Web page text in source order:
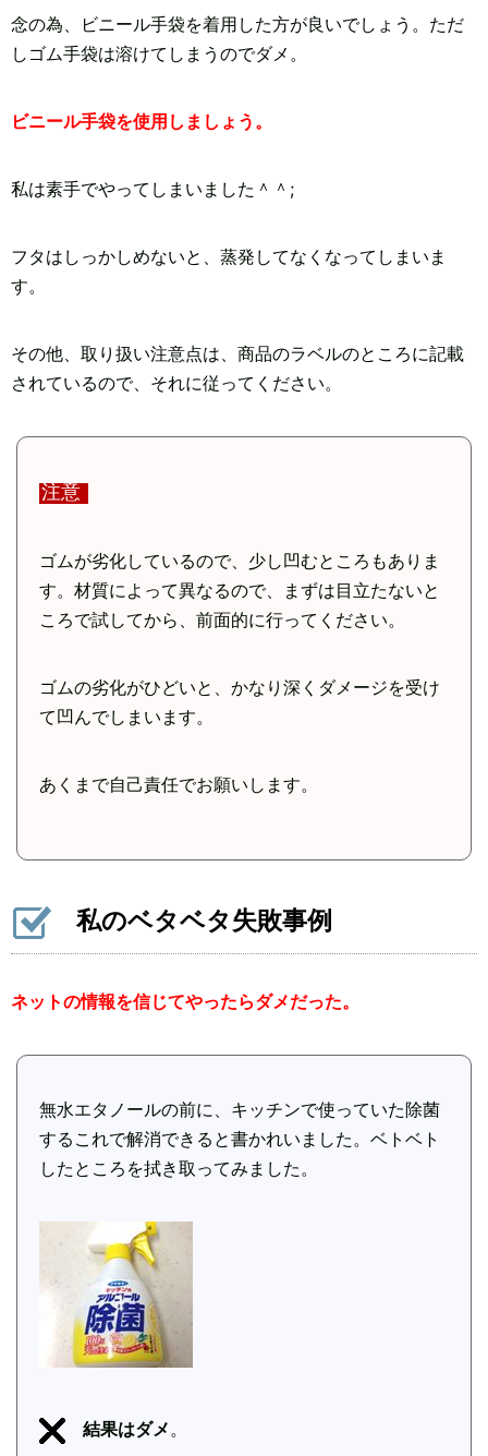
念の為、ビニール手袋を着用した方が良いでしょう。ただ
しゴム手袋は溶けてしまうのでダメ。
ビニール手袋を使用しましょう。
私は素手でやってしまいました＾＾;
フタはしっかしめないと、蒸発してなくなってしまいま
す。
その他、取り扱い注意点は、商品のラベルのところに記載
されているので、それに従ってください。
注意
ゴムが劣化しているので、少し凹むところもありま
す。材質によって異なるので、まずは目立たないと
ころで試してから、前面的に行ってください。
ゴムの劣化がひどいと、かなり深くダメージを受け
て凹んでしまいます。
あくまで自己責任でお願いします。
私のベタベタ失敗事例
ネットの情報を信じてやったらダメだった。
無水エタノールの前に、キッチンで使っていた除菌
するこれで解消できると書かれいました。ベトベト
したところを拭き取ってみました。
結果はダメ。